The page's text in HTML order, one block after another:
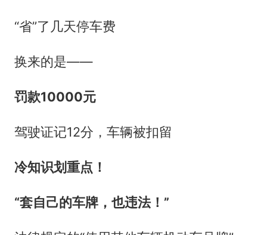
“省”了几天停车费
换来的是——
罚款10000元
驾驶证记12分，车辆被扣留
冷知识划重点！
“套自己的车牌，也违法！”